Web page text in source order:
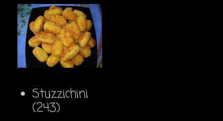
Stuzzichini
(243)